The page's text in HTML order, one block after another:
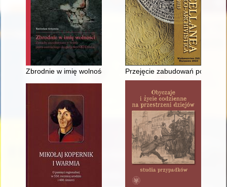
Zbrodnie w imię wolności : zamachy anarchistyczne w
Przejęcie zabudowań